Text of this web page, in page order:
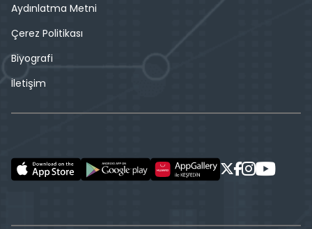
Aydınlatma Metni
Çerez Politikası
Biyografi
İletişim